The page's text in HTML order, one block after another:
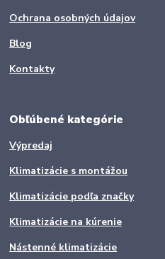
Ochrana osobných údajov
Blog
Kontakty
Obľúbené kategórie
Výpredaj
Klimatizácie s montážou
Klimatizácie podľa značky
Klimatizácie na kúrenie
Nástenné klimatizácie